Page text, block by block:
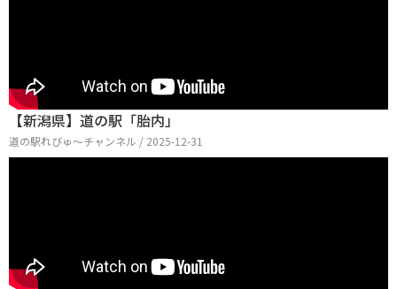
【新潟県】道の駅「胎内」
道の駅れびゅ〜チャンネル / 2025-12-31